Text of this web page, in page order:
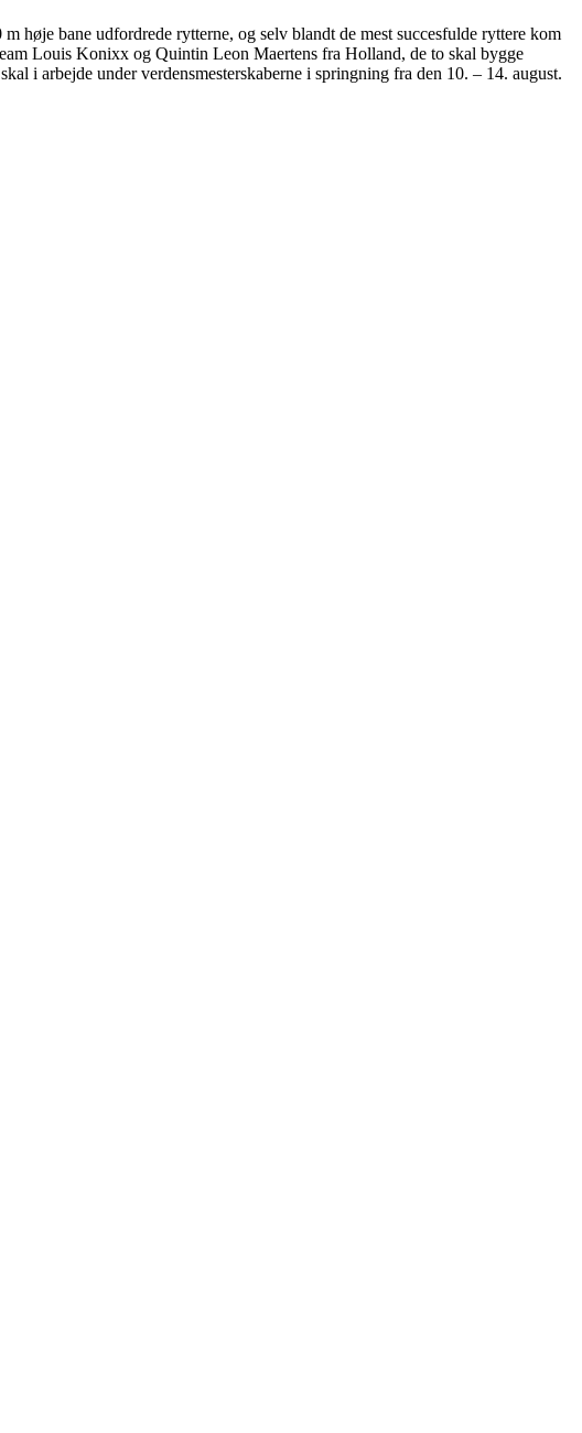
bane udfordrede rytterne, og selv blandt de mest succesfulde ryttere kom
Louis Konixx og Quintin Leon Maertens fra Holland, de to skal bygge
i arbejde under verdensmesterskaberne i springning fra den 10. – 14. august.